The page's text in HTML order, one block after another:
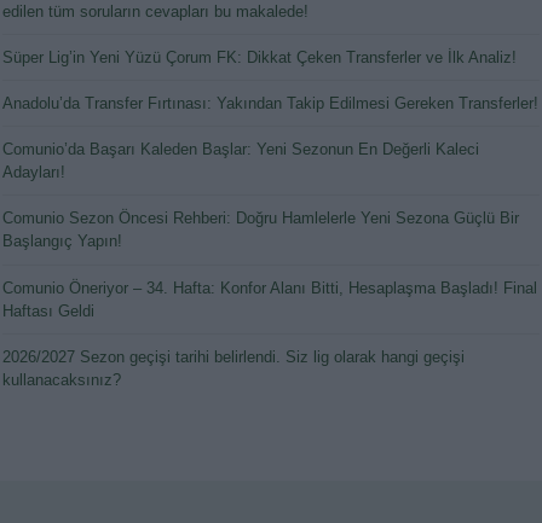
edilen tüm soruların cevapları bu makalede!
Süper Lig’in Yeni Yüzü Çorum FK: Dikkat Çeken Transferler ve İlk Analiz!
Anadolu’da Transfer Fırtınası: Yakından Takip Edilmesi Gereken Transferler!
Comunio’da Başarı Kaleden Başlar: Yeni Sezonun En Değerli Kaleci
Adayları!
Comunio Sezon Öncesi Rehberi: Doğru Hamlelerle Yeni Sezona Güçlü Bir
Başlangıç Yapın!
Comunio Öneriyor – 34. Hafta: Konfor Alanı Bitti, Hesaplaşma Başladı! Final
Haftası Geldi
2026/2027 Sezon geçişi tarihi belirlendi. Siz lig olarak hangi geçişi
kullanacaksınız?